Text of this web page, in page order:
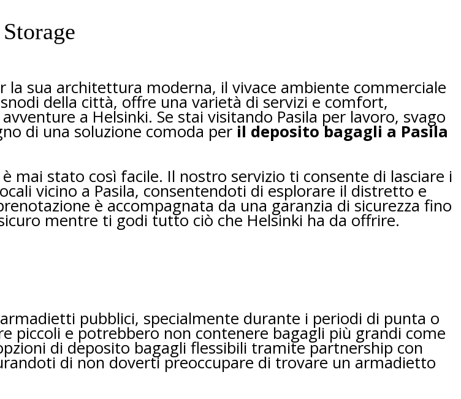
la sua architettura moderna, il vivace ambiente commerciale
della città, offre una varietà di servizi e comfort,
a Helsinki. Se stai visitando Pasila per lavoro, svago
di una soluzione comoda per il deposito bagagli a Pasila
mai stato così facile. Il nostro servizio ti consente di lasciare i
vicino a Pasila, consentendoti di esplorare il distretto e
è accompagnata da una garanzia di sicurezza fino
mentre ti godi tutto ciò che Helsinki ha da offrire.
pubblici, specialmente durante i periodi di punta o
piccoli e potrebbero non contenere bagagli più grandi come
di deposito bagagli flessibili tramite partnership con
di non doverti preoccupare di trovare un armadietto